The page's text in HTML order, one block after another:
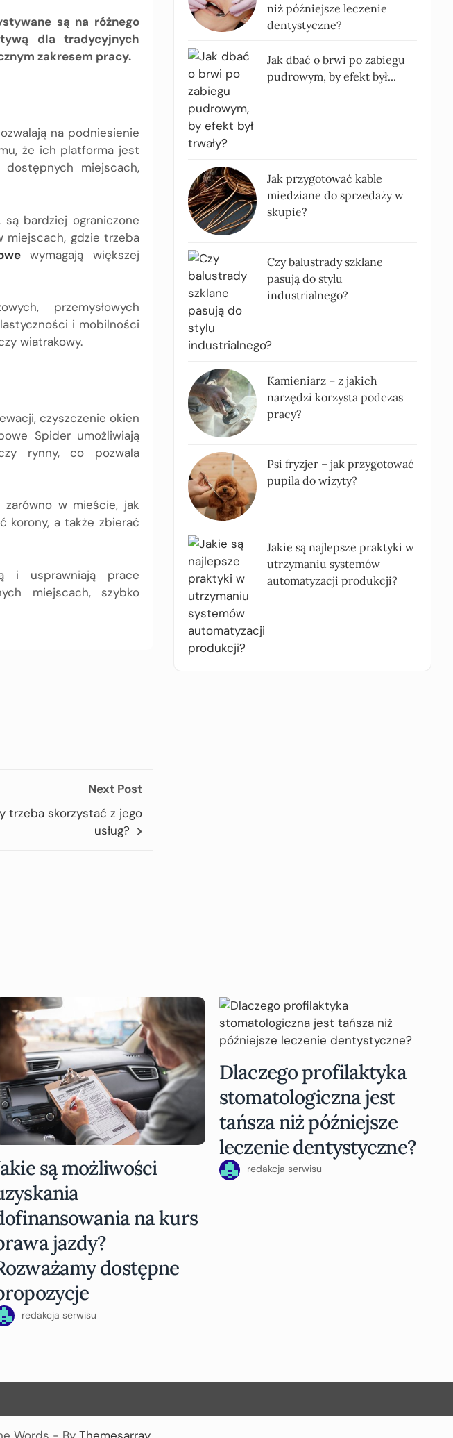
są na różnego
dla tradycyjnych
zakresem pracy.
na podniesienie
że ich platforma jest
miejscach,
bardziej ograniczone
gdzie trzeba
wymagają większej
przemysłowych
i mobilności
wiatrakowy.
czyszczenie okien
Spider umożliwiają
rynny, co pozwala
w mieście, jak
korony, a także zbierać
i usprawniają prace
miejscach, szybko
Next Post
trzeba skorzystać z jego
usług?
niż późniejsze leczenie
dentystyczne?
Jak dbać o brwi po zabiegu
pudrowym, by efekt był...
Jak przygotować kable
miedziane do sprzedaży w
skupie?
Czy balustrady szklane
pasują do stylu
industrialnego?
Kamieniarz – z jakich
narzędzi korzysta podczas
pracy?
Psi fryzjer – jak przygotować
pupila do wizyty?
Jakie są najlepsze praktyki w
utrzymaniu systemów
automatyzacji produkcji?
są możliwości
na kurs
jazdy?
dostępne
redakcja serwisu
Dlaczego profilaktyka
stomatologiczna jest
tańsza niż późniejsze
leczenie dentystyczne?
redakcja serwisu